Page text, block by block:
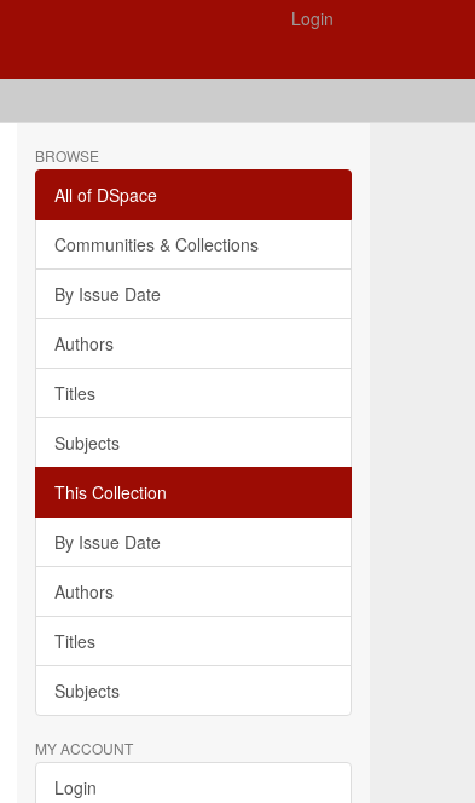
Login
BROWSE
All of DSpace
Communities & Collections
By Issue Date
Authors
Titles
Subjects
This Collection
By Issue Date
Authors
Titles
Subjects
MY ACCOUNT
Login